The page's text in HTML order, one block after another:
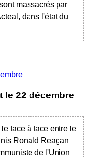
massacrés par
dans l'état du
le 22 décembre
le face à face entre le
Ronald Reagan
de l'Union